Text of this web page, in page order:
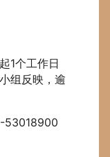
1个工作日
组反映，逾
53018900